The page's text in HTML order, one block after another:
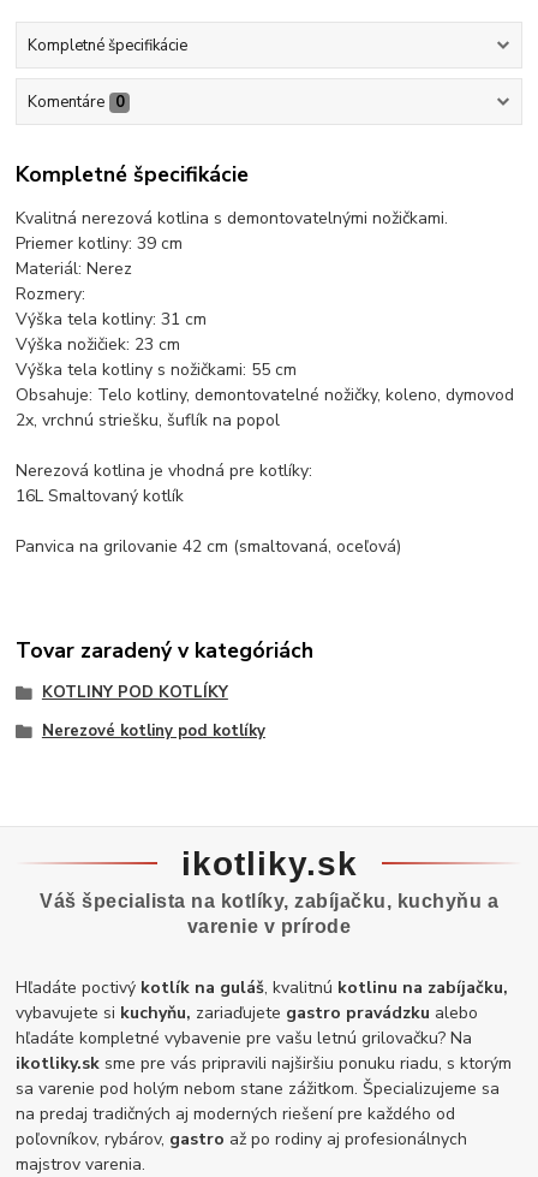
Kompletné špecifikácie
Komentáre 0
Kompletné špecifikácie
Kvalitná nerezová kotlina s demontovatelnými nožičkami.
Priemer kotliny: 39 cm
Materiál: Nerez
Rozmery:
Výška tela kotliny: 31 cm
Výška nožičiek: 23 cm
Výška tela kotliny s nožičkami: 55 cm
Obsahuje: Telo kotliny, demontovatelné nožičky, koleno, dymovod
2x, vrchnú striešku, šuflík na popol
Nerezová kotlina je vhodná pre kotlíky:
16L Smaltovaný kotlík
Panvica na grilovanie 42 cm (smaltovaná, oceľová)
Tovar zaradený v kategóriách
KOTLINY POD KOTLÍKY
Nerezové kotliny pod kotlíky
ikotliky.sk
Váš špecialista na kotlíky, zabíjačku, kuchyňu a
varenie v prírode
Hľadáte poctivý kotlík na guláš, kvalitnú kotlinu na zabíjačku,
vybavujete si kuchyňu, zariaďujete gastro pravádzku alebo
hľadáte kompletné vybavenie pre vašu letnú grilovačku? Na
ikotliky.sk sme pre vás pripravili najširšiu ponuku riadu, s ktorým
sa varenie pod holým nebom stane zážitkom. Špecializujeme sa
na predaj tradičných aj moderných riešení pre každého od
poľovníkov, rybárov, gastro až po rodiny aj profesionálnych
majstrov varenia.